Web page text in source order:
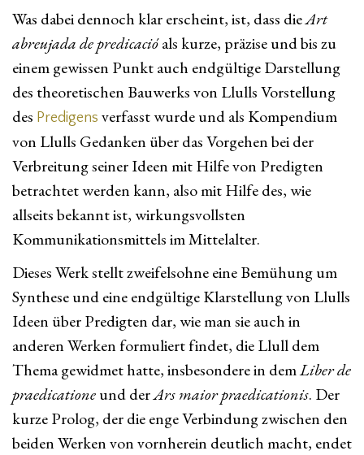
Was dabei dennoch klar erscheint, ist, dass dieArt
abreujada de predicacióals kurze, präzise und bis zu
einem gewissen Punkt auch endgültige Darstellung
des theoretischen Bauwerks von Llulls Vorstellung
des Predigens verfasst wurde und als Kompendium
von Llulls Gedanken über das Vorgehen bei der
Verbreitung seiner Ideen mit Hilfe von Predigten
betrachtet werden kann, also mit Hilfe des, wie
allseits bekannt ist, wirkungsvollsten
Kommunikationsmittels im Mittelalter.
Dieses Werk stellt zweifelsohne eine Bemühung um
Synthese und eine endgültige Klarstellung von Llulls
Ideen über Predigten dar, wie man sie auch in
anderen Werken formuliert findet, die Llull dem
Thema gewidmet hatte, insbesondere in demLiber de
praedicationeund derArs maior praedicationis. Der
kurze Prolog, der die enge Verbindung zwischen den
beiden Werken von vornherein deutlich macht, endet